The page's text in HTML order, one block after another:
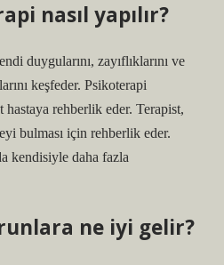
nasıl yapılır?
duygularını, zayıflıklarını ve
keşfeder. Psikoterapi
hastaya rehberlik eder. Terapist,
bulması için rehberlik eder.
kendisiyle daha fazla
ne iyi gelir?